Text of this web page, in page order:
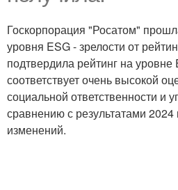
Госкорпорация "Росатом"
уровня ESG - зрелости от
подтвердила рейтинг на
соответствует очень высокой
социальной ответственности и
сравнению с результатами 2024
изменений.